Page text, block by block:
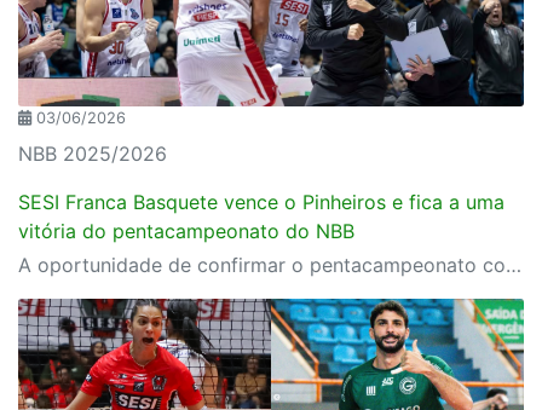
03/06/2026
NBB 2025/2026
SESI Franca Basquete vence o Pinheiros e fica a uma
vitória do pentacampeonato do NBB
A oportunidade de confirmar o pentacampeonato consecutivo acontece nesta quinta-feira (04/06), às 17h, no Ginásio do Ibirapuera (SP)